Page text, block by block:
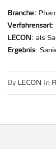
Bran­che:
Ver­fah­rens­art:
LECON : als
Er­geb­nis:
By LECON in